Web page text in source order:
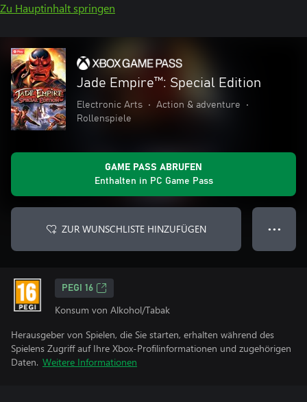
Zu Hauptinhalt springen
Jade Empire™: Special Edition
Electronic Arts • Action & adventure
•
Rollenspiele
GAME PASS ABRUFEN
Enthalten in PC Game Pass
ZUR WUNSCHLISTE HINZUFÜGEN ● ● ●
PEGI 16
Konsum von Alkohol/Tabak
Herausgeber von Spielen, die Sie starten, erhalten während des
Spielens Zugriff auf Ihre Xbox-Profilinformationen und zugehörigen
Daten. Weitere Informationen